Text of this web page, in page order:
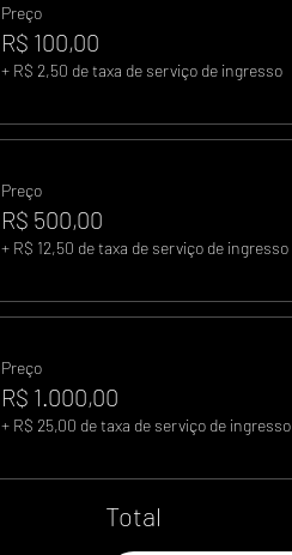
Preço
R$ 100,00
+ R$ 2,50 de taxa de serviço de ingresso
Preço
R$ 500,00
+ R$ 12,50 de taxa de serviço de ingresso
Preço
R$ 1.000,00
+ R$ 25,00 de taxa de serviço de ingresso
Total